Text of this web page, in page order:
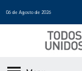
06 de Agosto de 2026